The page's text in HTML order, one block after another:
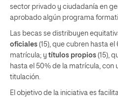
sector privado y ciudadanía en
aprobado algún programa
Las becas se distribuyen
oficiales (15), que cubren hasta
matrícula; y títulos propios (15),
hasta el 50% de la matrícula, con
titulación.
El objetivo de la iniciativa es